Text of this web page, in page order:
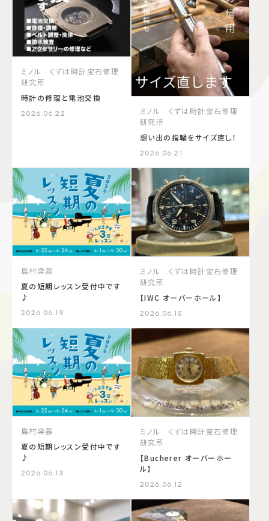
ミノル くずは時計宝石修理
研究所
時計の修理と電池交換
2026.06.22
ミノル くずは時計宝石修理
研究所
想い出の指輪をサイズ直し！
2026.06.21
島村楽器
夏の短期レッスン受付中です
♪
2026.06.19
ミノル くずは時計宝石修理
研究所
【IWC オーバーホール】
2026.06.15
島村楽器
夏の短期レッスン受付中です
♪
2026.06.13
ミノル くずは時計宝石修理
研究所
【Bucherer オーバーホー
ル】
2026.06.12